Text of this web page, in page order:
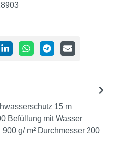
15 m
Befüllung mit Wasser
g/ m² Durchmesser 200